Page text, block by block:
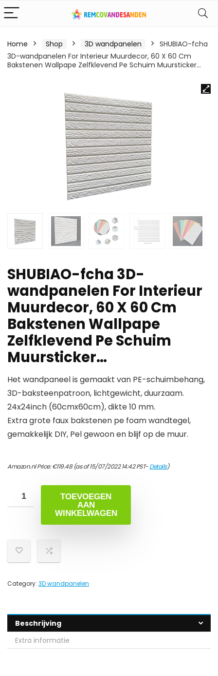
Home Shop 3D wandpanelen
SHUBIAO-fcha
3D-wandpanelen For Interieur Muurdecor, 60 X 60 Cm
Bakstenen Wallpape Zelfklevend Pe Schuim Muursticker…
SHUBIAO-fcha 3D-
wandpanelen For Interieur
Muurdecor, 60 X 60 Cm
Bakstenen Wallpape
Zelfklevend Pe Schuim
Muursticker…
Het wandpaneel is gemaakt van PE-schuimbehang,
3D-baksteenpatroon, lichtgewicht, duurzaam.
24x24inch (60cmx60cm), dikte 10 mm.
Extra grote faux bakstenen pe foam wandtegel,
gemakkelijk DIY, Pel gewoon en blijf op de muur.
Amazon.nl Price:€119.48(as of 15/07/2022 14:42 PST-Details)
TOEVOEGEN
AAN
WINKELWAGEN
Category: 3D wandpanelen
Beschrijving
Extra informatie